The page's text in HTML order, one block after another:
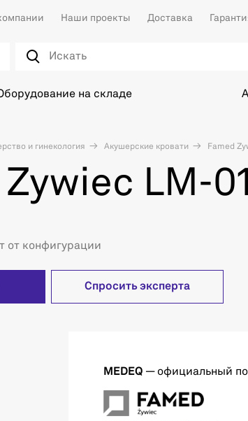
Наши проекты Доставка
на складе
и гинекология Акушерские кровати Famed
LM-
от конфигурации
Спросить эксперта
MEDEQ — официальный